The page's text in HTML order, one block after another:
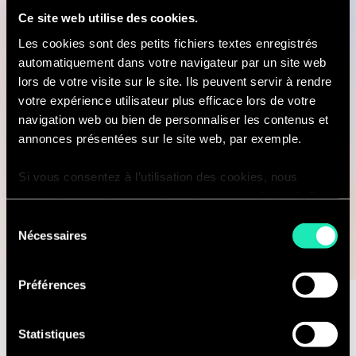
Ce site web utilise des cookies.
Les cookies sont des petits fichiers textes enregistrés
automatiquement dans votre navigateur par un site web
lors de votre visite sur le site. Ils peuvent servir à rendre
votre expérience utilisateur plus efficace lors de votre
navigation web ou bien de personnaliser les contenus et
annonces présentées sur le site web, par exemple.
Si vous consentez à l’utilisation des cookies, nous
consentir à cette utilisation à nouveau. Si vous ne
fonctionnement et ne personnalisera pas votre
Vous pouvez accéder à la liste complète des cookies
Nécessaires
Préférences
Statistiques
Envie d'en savoir plus ?
Prenez contact directement avec
nos experts Cybersécurité & AI
Trust :cybersecurity@sia-
partners.com